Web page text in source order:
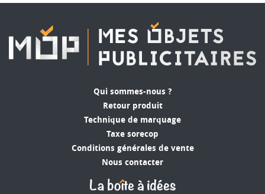
touche tous. L’ensemble des sondages récents
montre qu’intégrer des valeurs écologiques et
réduire l’impact environnementalde son
entreprise sont des actions importantes
cadeau d’entreprisedepuis plus de 30 ans,
l’enjeu important pour MOP est de vous
proposer des objets publicitaires éco
responsable fait à partir de matière biosourcées,
recyclées, recyclables et naturelles. Respectueux
et éthiques nos goodies écologiques touchent de
nombreuses thématiques pour s’adapter à votre
Qui sommes-nous ?
Retour produit
Technique de marquage
Taxe sorecop
Conditions générales de vente
Nous contacter